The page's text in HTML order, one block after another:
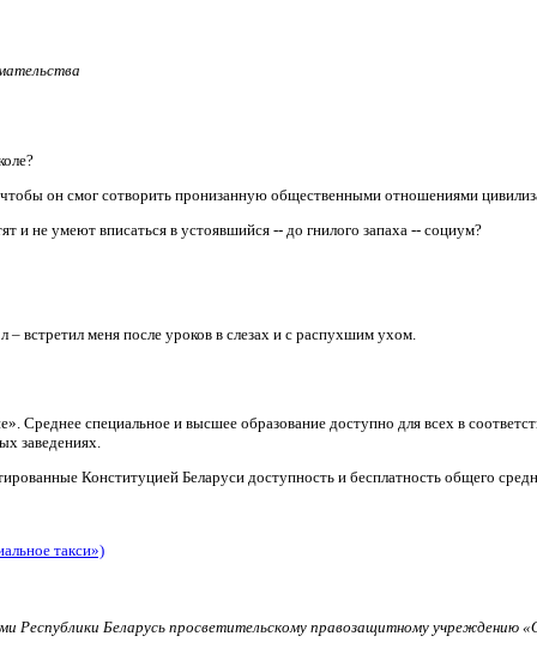
он смог сотворить пронизанную общественными отношениями
и не умеют вписаться в устоявшийся -- до гнилого запаха -- социум?
встретил меня после уроков в слезах и с распухшим ухом.
Среднее специальное и высшее образование доступно для всех в
заведениях.
Конституцией Беларуси доступность и бесплатность общего
такси»)
Беларусь просветительскому правозащитному учреждению